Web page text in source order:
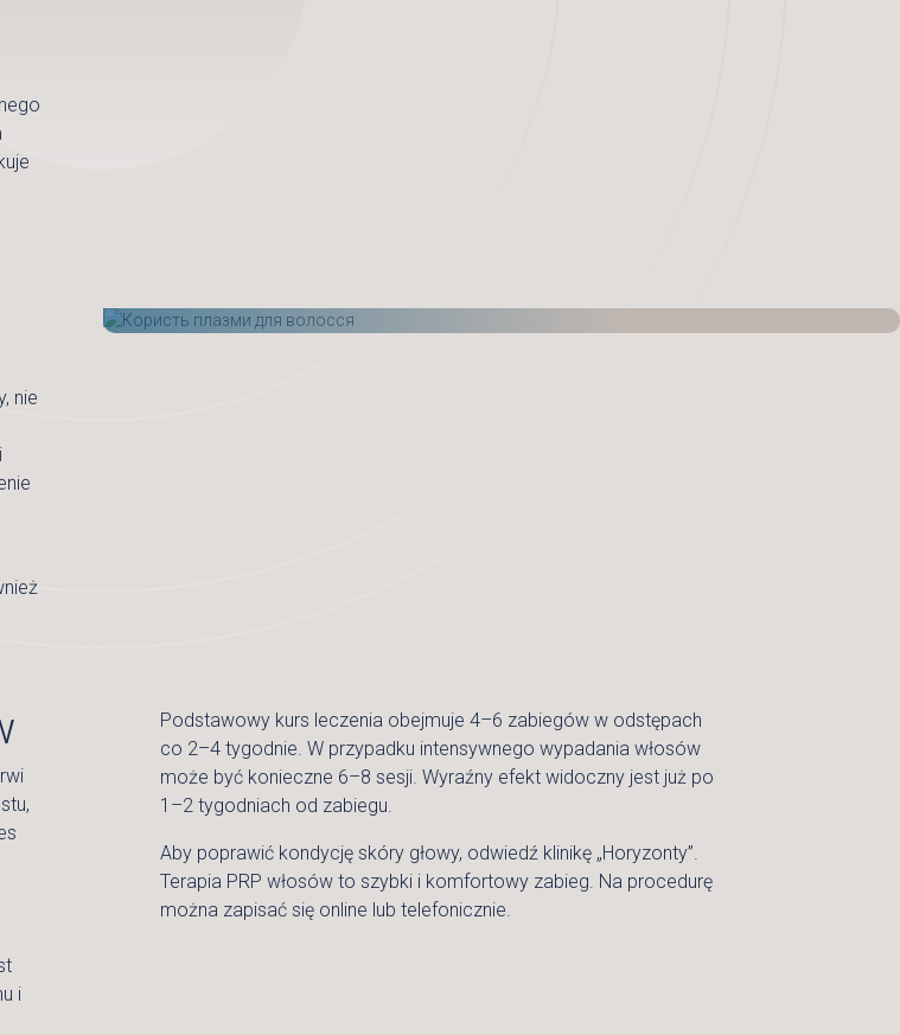
nie
i
Podstawowy kurs leczenia obejmuje 4–6 zabiegów w odstępach
co 2–4 tygodnie. W przypadku intensywnego wypadania włosów
może być konieczne 6–8 sesji. Wyraźny efekt widoczny jest już po
1–2 tygodniach od zabiegu.
Aby poprawić kondycję skóry głowy, odwiedź klinikę „Horyzonty”.
Terapia PRP włosów to szybki i komfortowy zabieg. Na procedurę
można zapisać się online lub telefonicznie.